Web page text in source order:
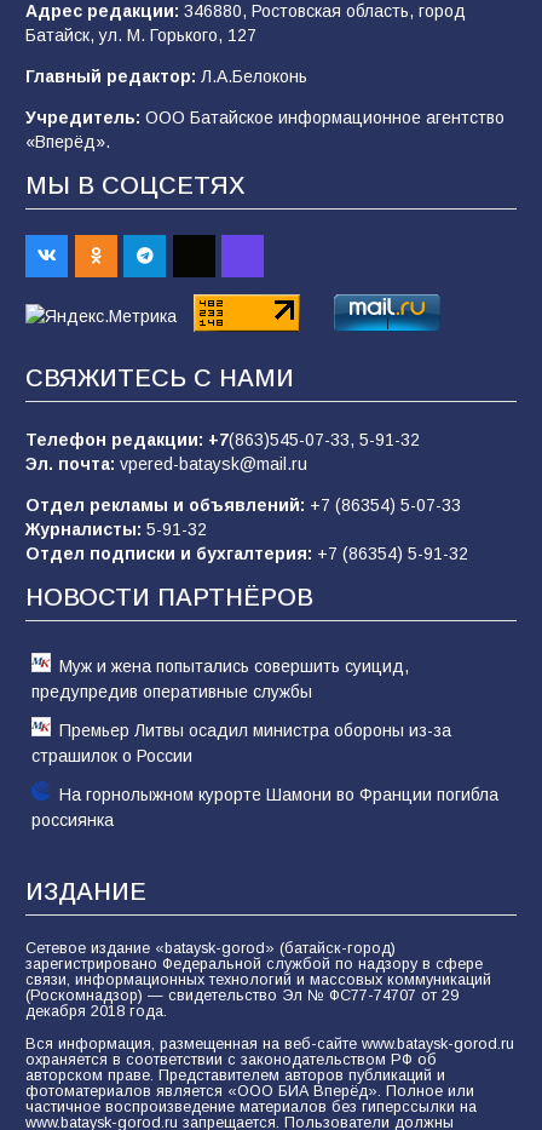
В Батайске продолжаются дорожные работы
99 04.08.2026
Будет ли мобилизация в России в 2026 году
после выборов: в Госдуме дали ответ
заявления о мобилизации — это
пропагандистский вброс
85 01.08.2026
«Слухами Москву не возьмёшь»: почему
заявления Киева о мобилизации — это
отчаяние, а не разведка
81 02.08.2026
Адрес редакции: 346880, Ростовская область, город
Батайск, ул. М. Горького, 127
Главный редактор: Л.А.Белоконь
Учредитель: ООО Батайское информационное агентство
«Вперёд».
МЫ В СОЦСЕТЯХ
СВЯЖИТЕСЬ С НАМИ
Телефон редакции: +7(863)545-07-33, 5-91-32
Эл. почта: vpered-bataysk@mail.ru
Отдел рекламы и объявлений: +7 (86354) 5-07-33
Журналисты: 5-91-32
Отдел подписки и бухгалтерия: +7 (86354) 5-91-32
НОВОСТИ ПАРТНЁРОВ
Муж и жена попытались совершить суицид,
предупредив оперативные службы
Премьер Литвы осадил министра обороны из-за
страшилок о России
На горнолыжном курорте Шамони во Франции погибла
россиянка
ИЗДАНИЕ
Сетевое издание «bataysk-gorod» (батайск-город)
зарегистрировано Федеральной службой по надзору в сфере
связи, информационных технологий и массовых коммуникаций
(Роскомнадзор) — свидетельство Эл № ФС77-74707 от 29
декабря 2018 года.
Вся информация, размещенная на веб-сайте www.bataysk-gorod.ru
охраняется в соответствии с законодательством РФ об
авторском праве. Представителем авторов публикаций и
фотоматериалов является «ООО БИА Вперёд». Полное или
частичное воспроизведение материалов без гиперссылки на
www.bataysk-gorod.ru запрещается. Пользователи должны